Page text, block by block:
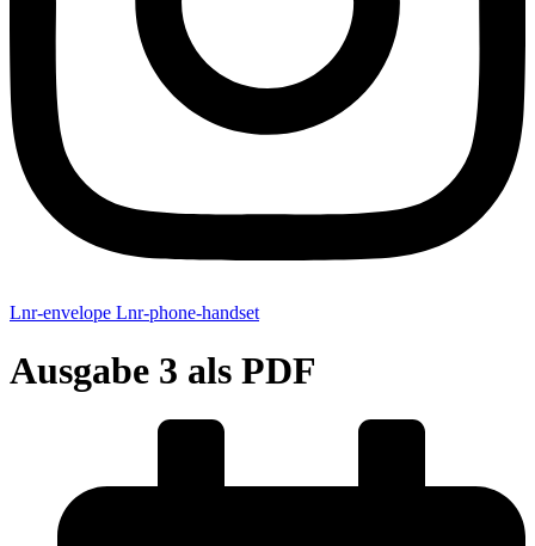
Lnr-envelope Lnr-phone-handset
Ausgabe 3 als PDF